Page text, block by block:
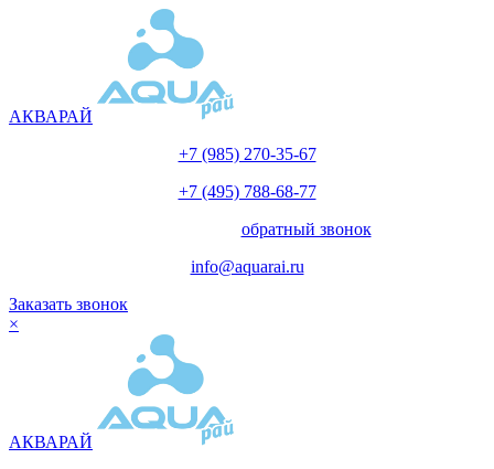
АКВАРАЙ
+7 (985) 270-35-67
+7 (495) 788-68-77
обратный звонок
info@aquarai.ru
Заказать звонок
×
АКВАРАЙ